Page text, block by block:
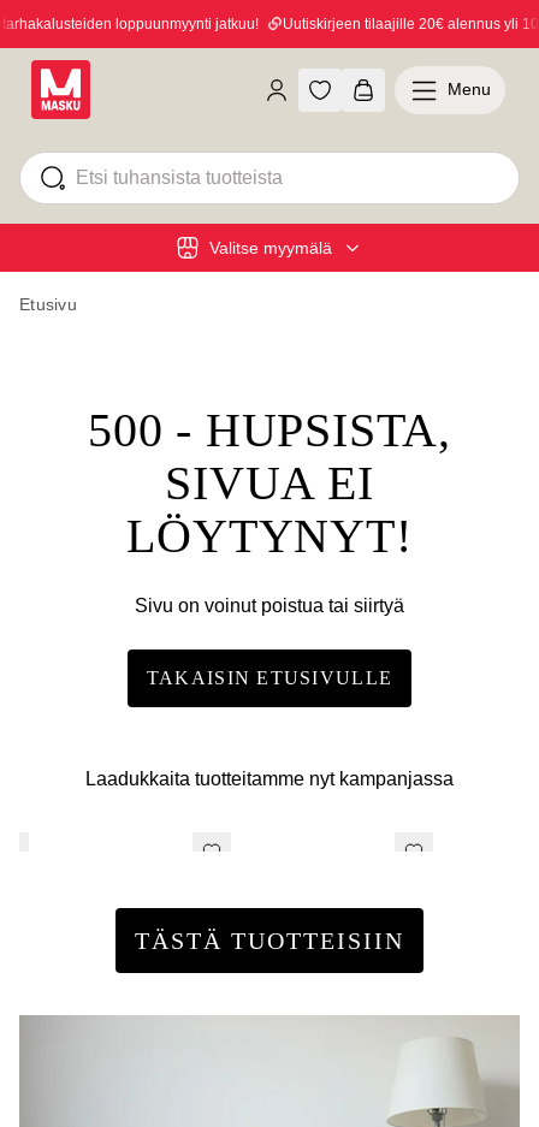
loppuunmyynti jatkuu! Uutiskirjeen tilaajille 20€ alennus yli
Valitse myymälä
Menu
Etusivu
500 - HUPSISTA,
SIVUA EI
LÖYTYNYT!
Sivu on voinut poistua tai siirtyä
TAKAISIN ETUSIVULLE
Laadukkaita tuotteitamme nyt kampanjassa
TÄSTÄ TUOTTEISIIN